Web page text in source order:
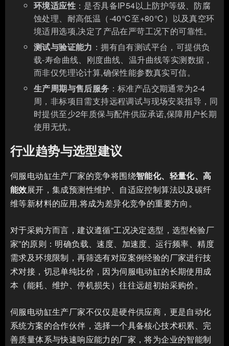
环境适应性 ：是否具备IP54以上防护等级、防腐
蚀处理、耐高低温（-40℃至+80℃）以及真空环
境适用选项,决定了产品在严苛工况下的可靠性。
测试与验证能力 ：拥有自有测试平台，可提供负
载-寿命曲线、刚度曲线、温升曲线等实测数据，
而非仅凭理论计算,确保性能参数真实可信。
生产周期与售后服务 ：标准产品交期通常为2-4
周，非标项目需支持远程调试与现场安装指导，同
时提供至少2年质保与配件供应承诺,保障用户长期
使用无忧。
行业趋势与选型建议
伺服电动缸生产厂家的竞争将围绕智能化、轻量化、高
能效展开，集成预测性维护、自适应控制算法以及碳纤
维等新材料的应用,将成为差异化竞争的重要方向。
对于采购方而言，建议遵循“工况决定选型，选型检验厂
家”的原则：明确负载、速度、加速度、运行频率、精度
需求及环境限制，再筛选有对应案例经验的厂家进行技
术对接，切忌单纯比价，因为伺服电动缸的长期使用成
本（能耗、维护、停机损失）往往远超初始采购价。
伺服电动缸生产厂家不仅仅是硬件供应商，更是自动化
系统方案的合作伙伴，选择一个具备核心技术积累、完
善质量体系与快速响应能力的厂家，将为企业的智能制